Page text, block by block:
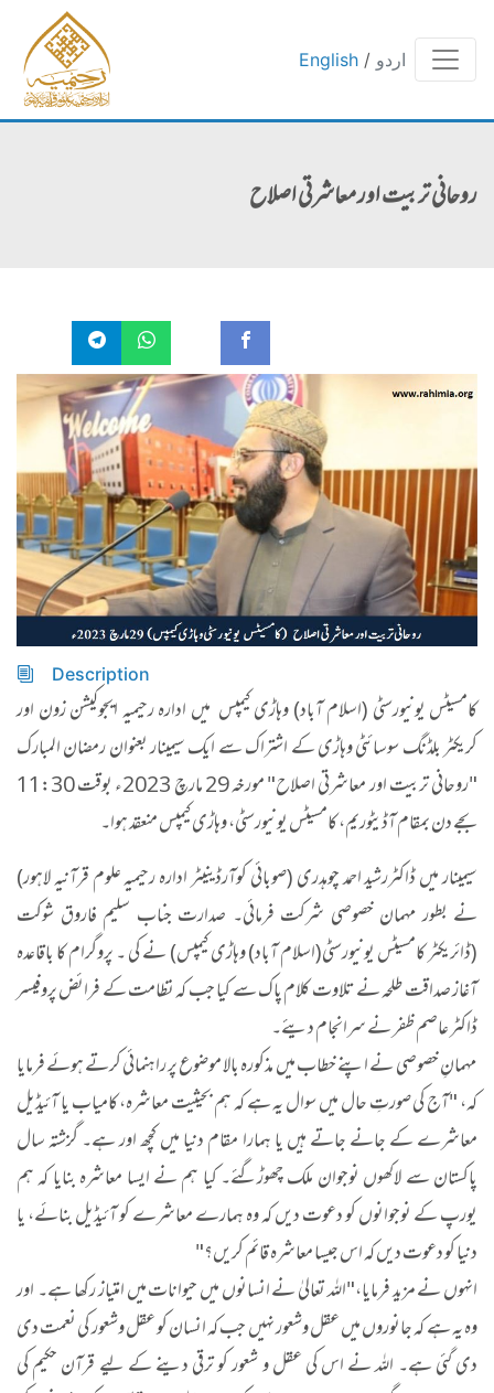
English / اردو
روحانی تربیت اور معاشرتی اصلاح
Description
کامسیٹس یونیورسٹی (اسلام آباد) وہاڑی کیمپس میں ادارہ رحیمیہ ایجوکیشن زون اور
کریکٹر بلڈنگ سوسائٹی وہاڑی کے اشتراک سے ایک سیمینار بعنوان رمضان المبارک
"روحانی تربیت اور معاشرتی اصلاح" مورخہ 29 مارچ 2023ء بوقت 11:30
بجے دن بمقام آڈیٹوریم، کامسیٹس یونیورسٹی، وہاڑی کیمپس منعقد ہوا۔
سیمینار میں ڈاکٹررشید احمد چوہدری (صوبائی کوآرڈینیٹر ادارہ رحیمیہ علوم قرآنیہ لاہور)
نے بطور مہمان خصوصی شرکت فرمائی۔ صدارت جناب سلیم فاروق شوکت
(ڈائریکٹر کامسیٹس یونیورسٹی(اسلام آباد) وہاڑی کیمپس) نے کی ۔ پروگرام کا باقاعدہ
آغاز صداقت طلحہ نے تلاوت کلام پاک سے کیا جب کہ نظامت کے فرائض پروفیسر
ڈاکٹر عاصم ظفر نے سرانجام دیئے۔
مہمانِ خصوصی نے اپنے خطاب میں مذکورہ بالا موضوع پر راہنمائی کرتے ہوئے فرمایا
کہ، "آج کی صورتِ حال میں سوال یہ ہے کہ ہم بحیثیت معاشرہ، کامیاب یا آئیڈیل
معاشرے کے جانے جاتے ہیں یا ہمارا مقام دنیا میں کچھ اور ہے۔ گزشتہ سال
پاکستان سے لاکھوں نوجوان ملک چھوڑگئے۔ کیا ہم نے ایسا معاشرہ بنایا کہ ہم
یورپ کے نوجوانوں کو دعوت دیں کہ وہ ہمارے معاشرے کو آئیڈیل بنائے، یا
دنیا کو دعوت دیں کہ اس جیسا معاشرہ قائم کریں؟"
انہوں نے مزید فرمایا،"اللہ تعالیٰ نے انسانوں میں حیوانات میں امتیاز رکھا ہے۔ اور
وہ یہ ہے کہ جانوروں میں عقل وشعور نہیں جب کہ انسان کو عقل وشعور کی نعمت دی
دی گئی ہے۔ اللہ نے اس کی عقل و شعور کو ترقی دینے کے لیے قرآن حکیم کی